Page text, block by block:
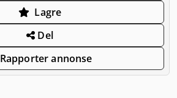
Lagre
Del
Rapporter annonse